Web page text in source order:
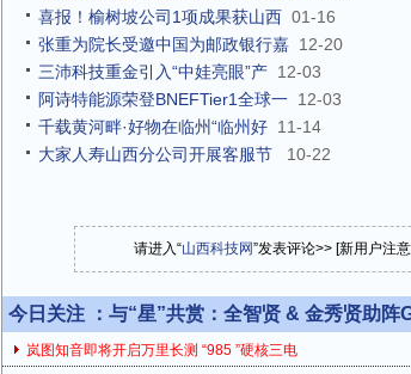
喜报！榆树坡公司1项成果获山西 01-16
张重为院长受邀中国为邮政银行嘉 12-20
三沛科技重金引入“中娃亮眼”产 12-03
阿诗特能源荣登BNEFTier1全球一 12-03
千载黄河畔·好物在临州“临州好 11-14
大家人寿山西分公司开展客服节
10-22
请进入“山西科技网”发表评论>> [新用户注
今日关注 ： 与“星”共赏：全智贤 & 金秀贤助阵
岚图知音即将开启万里长测 “985 ”硬核三电